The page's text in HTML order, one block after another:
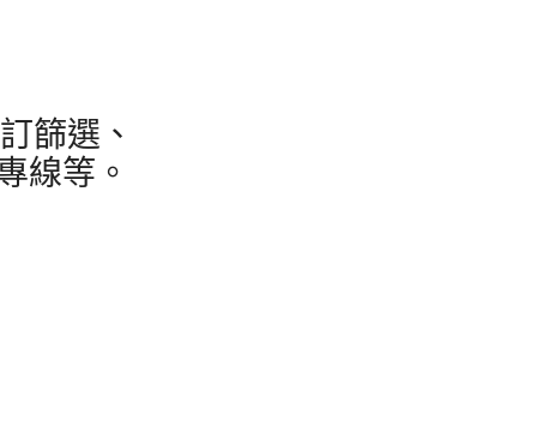
篩選、
線等。